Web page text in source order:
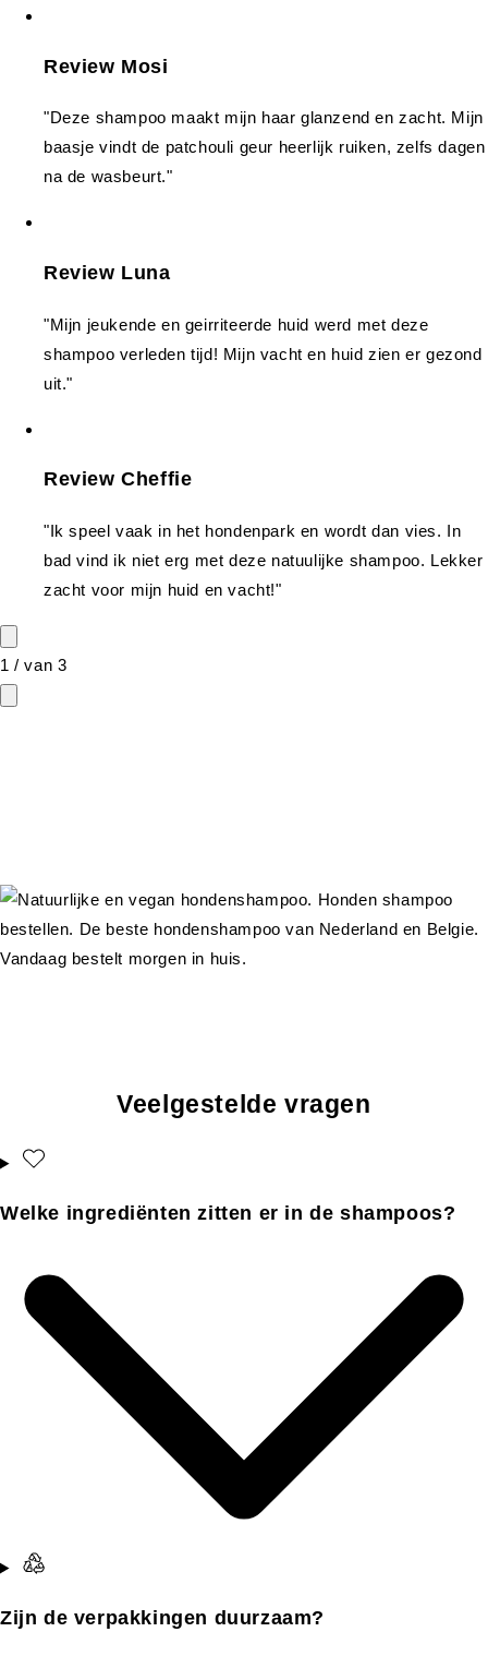
Review Mosi
"Deze shampoo maakt mijn haar glanzend en zacht. Mijn
baasje vindt de patchouli geur heerlijk ruiken, zelfs dagen
na de wasbeurt."
Review Luna
"Mijn jeukende en geirriteerde huid werd met deze
shampoo verleden tijd! Mijn vacht en huid zien er gezond
uit."
Review Cheffie
"Ik speel vaak in het hondenpark en wordt dan vies. In
bad vind ik niet erg met deze natuulijke shampoo. Lekker
zacht voor mijn huid en vacht!"
1 /van 3
Veelgestelde vragen
Welke ingrediënten zitten er in de shampoos?
Zijn de verpakkingen duurzaam?